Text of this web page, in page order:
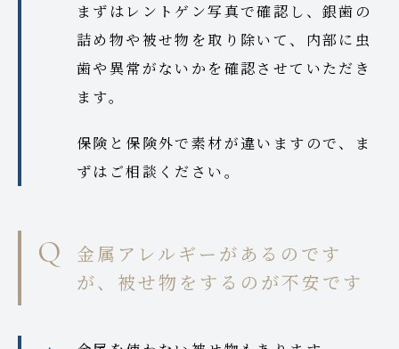
まずはレントゲン写真で確認し、銀歯の
詰め物や被せ物を取り除いて、内部に虫
歯や異常がないかを確認させていただき
ます。
保険と保険外で素材が違いますので、ま
ずはご相談ください。
金属アレルギーがあるのです
が、被せ物をするのが不安です